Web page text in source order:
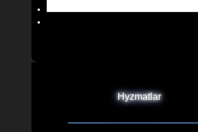
Hyzmatlar